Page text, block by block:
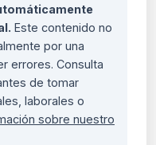
Este contenido no
por una
errores. Consulta
de tomar
laborales o
sobre nuestro